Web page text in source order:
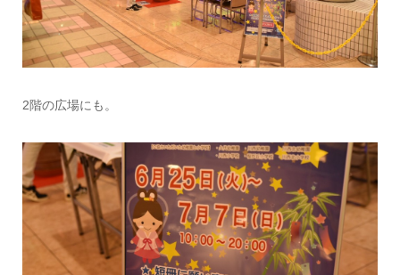
2階の広場にも。